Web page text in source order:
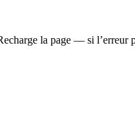
la page — si